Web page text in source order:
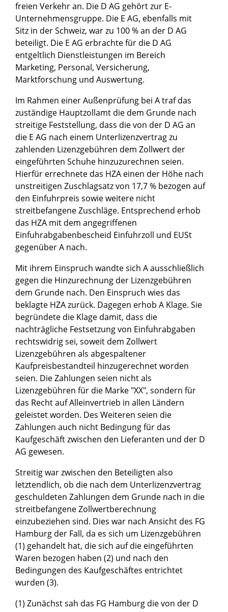
freien Verkehr an. Die D AG gehört zur E-
Unternehmensgruppe. Die E AG, ebenfalls mit
Sitz in der Schweiz, war zu 100 % an der D AG
beteiligt. Die E AG erbrachte für die D AG
entgeltlich Dienstleistungen im Bereich
Marketing, Personal, Versicherung,
Marktforschung und Auswertung.
Im Rahmen einer Außenprüfung bei A traf das
zuständige Hauptzollamt die dem Grunde nach
streitige Feststellung, dass die von der D AG an
die E AG nach einem Unterlizenzvertrag zu
zahlenden Lizenzgebühren dem Zollwert der
eingeführten Schuhe hinzuzurechnen seien.
Hierfür errechnete das HZA einen der Höhe nach
unstreitigen Zuschlagsatz von 17,7 % bezogen auf
den Einfuhrpreis sowie weitere nicht
streitbefangene Zuschläge. Entsprechend erhob
das HZA mit dem angegriffenen
Einfuhrabgabenbescheid Einfuhrzoll und EUSt
gegenüber A nach.
Mit ihrem Einspruch wandte sich A ausschließlich
gegen die Hinzurechnung der Lizenzgebühren
dem Grunde nach. Den Einspruch wies das
beklagte HZA zurück. Dagegen erhob A Klage. Sie
begründete die Klage damit, dass die
nachträgliche Festsetzung von Einfuhrabgaben
rechtswidrig sei, soweit dem Zollwert
Lizenzgebühren als abgespaltener
Kaufpreisbestandteil hinzugerechnet worden
seien. Die Zahlungen seien nicht als
Lizenzgebühren für die Marke "XX", sondern für
das Recht auf Alleinvertrieb in allen Ländern
geleistet worden. Des Weiteren seien die
Zahlungen auch nicht Bedingung für das
Kaufgeschäft zwischen den Lieferanten und der D
AG gewesen.
Streitig war zwischen den Beteiligten also
letztendlich, ob die nach dem Unterlizenzvertrag
geschuldeten Zahlungen dem Grunde nach in die
streitbefangene Zollwertberechnung
einzubeziehen sind. Dies war nach Ansicht des FG
Hamburg der Fall, da es sich um Lizenzgebühren
(1) gehandelt hat, die sich auf die eingeführten
Waren bezogen haben (2) und nach den
Bedingungen des Kaufgeschäftes entrichtet
wurden (3).
(1) Zunächst sah das FG Hamburg die von der D